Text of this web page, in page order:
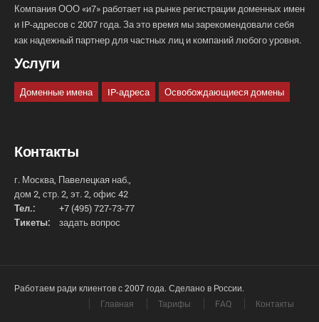
Компания ООО «и7» работает на рынке регистрации доменных имен
и IP-адресов с 2007 года. За это время мы зарекомендовали себя
как надежный партнер для частных лиц и компаний любого уровня.
Услуги
Доменные имена IP-адреса Освобождающиеся домены
Контакты
г. Москва, Павелецкая наб.,
дом 2, стр. 2, эт. 2, офис 42
Тел.:
+7 (495) 727-73-77
Тикеты:
задать вопрос
Работаем ради клиентов с 2007 года. Сделано в России.
Главная
Тарифы FAQ Контакты